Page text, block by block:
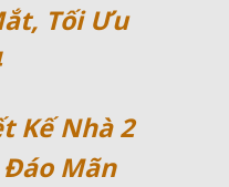
Tối Ưu
Kế Nhà 2
Đáo Mãn